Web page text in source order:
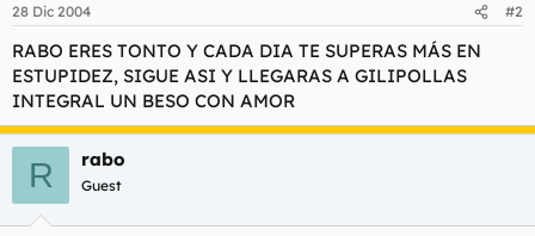
a
28 Dic 2004 #2
RABO ERES TONTO Y CADA DIA TE SUPERAS MÁS EN
ESTUPIDEZ, SIGUE ASI Y LLEGARAS A GILIPOLLAS
INTEGRAL UN BESO CON AMOR
R rabo
Guest